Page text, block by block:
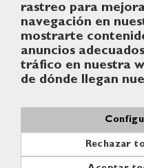
rastreo para
navegación en
mostrarte
anuncios
tráfico en nuestra
de dónde llegan
Rechazar
Sede Electrónica
Punto de acceso
©